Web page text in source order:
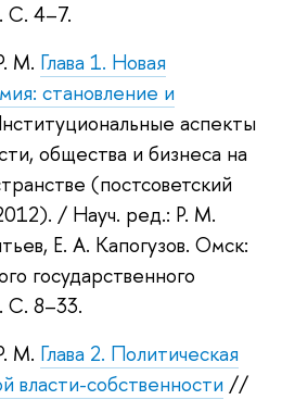
С. 4–7.
М. Глава 1. Новая
становление и
аспекты
общества и бизнеса на
(постсоветский
/ Науч. ред.: Р. М.
, Е. А. Капогузов. Омск:
государственного
С. 8–33.
М. Глава 2. Политическая
власти-собственности //